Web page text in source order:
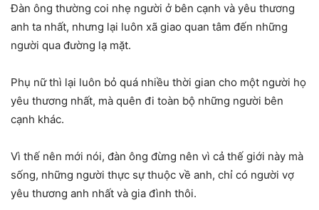
Đàn ông thường coi nhẹ người ở bên cạnh và yêu thương
anh ta nhất, nhưng lại luôn xã giao quan tâm đến những
người qua đường lạ mặt.
Phụ nữ thì lại luôn bỏ quá nhiều thời gian cho một người họ
yêu thương nhất, mà quên đi toàn bộ những người bên
cạnh khác.
Vì thế nên mới nói, đàn ông đừng nên vì cả thế giới này mà
sống, những người thực sự thuộc về anh, chỉ có người vợ
yêu thương anh nhất và gia đình thôi.